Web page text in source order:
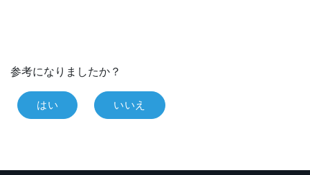
参考になりましたか？
はい いいえ